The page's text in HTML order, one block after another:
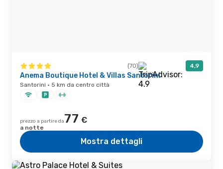
(70) 4,9
Anema Boutique Hotel & Villas Santorini
Santorini · 5 km da centro città
prezzo a partire da77 €
a notte
Mostra dettagli